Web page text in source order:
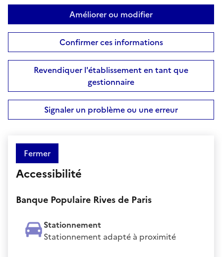
Améliorer ou modifier
Confirmer ces informations
Revendiquer l'établissement en tant que
gestionnaire
Signaler un problème ou une erreur
Fermer
Accessibilité
Banque Populaire Rives de Paris
Stationnement
Stationnement adapté à proximité